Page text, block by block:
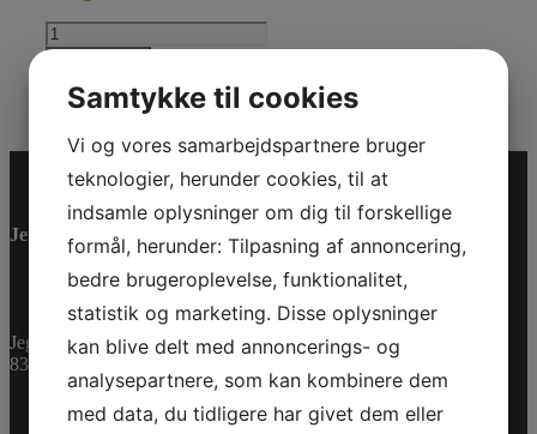
CLIP
antal
Varenummer (SKU): 517306478 Kategorier:
SSV
Jet-Trade Powersport
Jegstrupvej 280
8361 Hasselager
Samtykke til cookies
Vi og vores samarbejdspartnere bruger
teknologier, herunder cookies, til at
indsamle oplysninger om dig til forskellige
formål, herunder: Tilpasning af annoncering,
bedre brugeroplevelse, funktionalitet,
statistik og marketing. Disse oplysninger
kan blive delt med annoncerings- og
analysepartnere, som kan kombinere dem
med data, du tidligere har givet dem eller